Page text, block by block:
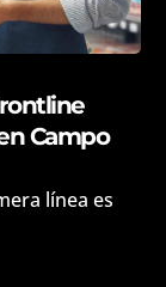
Campo
línea es